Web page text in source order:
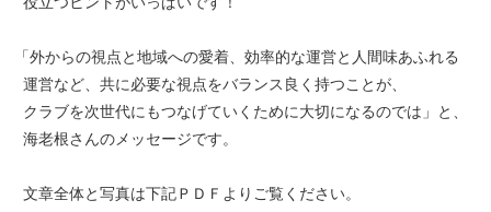
「外からの視点と地域への愛着、効率的な運営と人間味あふれる
運営など、共に必要な視点をバランス良く持つことが、
クラブを次世代にもつなげていくために大切になるのでは」と、
海老根さんのメッセージです。
文章全体と写真は下記ＰＤＦよりご覧ください。